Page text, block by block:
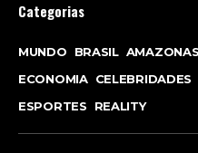
Categorias
MUNDO BRASIL AMAZONAS
ECONOMIA CELEBRIDADES
ESPORTES
REALITY